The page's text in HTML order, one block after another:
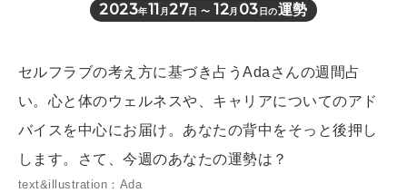
[12星座別] Monthly Love Holoscope
女神まり愛のタロットメッセージ
算命学がわかる今月のあなた
HEALTH
LEARN
2023年11 月 27日 〜 12月 03 日の運勢
セルフラブの考え方に基づき占うAdaさんの週間占
い。心と体のウェルネスや、キャリアについてのアド
バイスを中心にお届け。あなたの背中をそっと後押し
します。さて、今週のあなたの運勢は？
text&illustration：Ada